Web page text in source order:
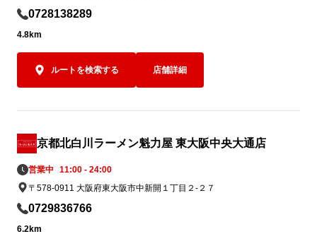
0728138289
4.8km
ルートを検索する 店舗詳細
京都北白川ラーメン魁力屋 東大阪中央大通店
営業中
11:00 - 24:00
〒578-0911 大阪府東大阪市中新開１丁目２-２７
0729836766
6.2km